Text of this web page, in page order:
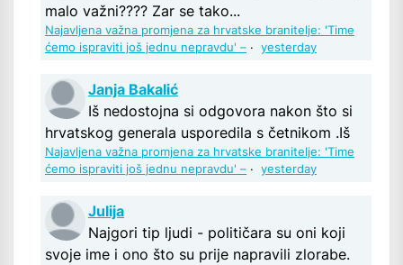
malo važni???? Zar se tako...
Najavljena važna promjena za hrvatske branitelje: 'Time
ćemo ispraviti još jednu nepravdu' – · yesterday
Janja Bakalić
Iš nedostojna si odgovora nakon što si
hrvatskog generala usporedila s četnikom .Iš
Najavljena važna promjena za hrvatske branitelje: 'Time
ćemo ispraviti još jednu nepravdu' – · yesterday
Julija
Najgori tip ljudi - političara su oni koji
svoje ime i ono što su prije napravili zlorabe.